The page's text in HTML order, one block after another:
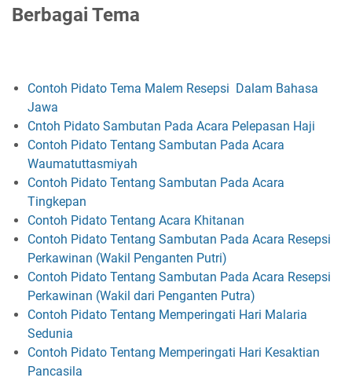
Berbagai Tema
Contoh Pidato Tema Malem Resepsi Dalam Bahasa
Jawa
Cntoh Pidato Sambutan Pada Acara Pelepasan Haji
Contoh Pidato Tentang Sambutan Pada Acara
Waumatuttasmiyah
Contoh Pidato Tentang Sambutan Pada Acara
Tingkepan
Contoh Pidato Tentang Acara Khitanan
Contoh Pidato Tentang Sambutan Pada Acara Resepsi
Perkawinan (Wakil Penganten Putri)
Contoh Pidato Tentang Sambutan Pada Acara Resepsi
Perkawinan (Wakil dari Penganten Putra)
Contoh Pidato Tentang Memperingati Hari Malaria
Sedunia
Contoh Pidato Tentang Memperingati Hari Kesaktian
Pancasila